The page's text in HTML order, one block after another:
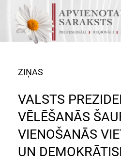
ZIŅAS
VALSTS
VĒLĒŠANĀS
VIENOŠANĀS
UN